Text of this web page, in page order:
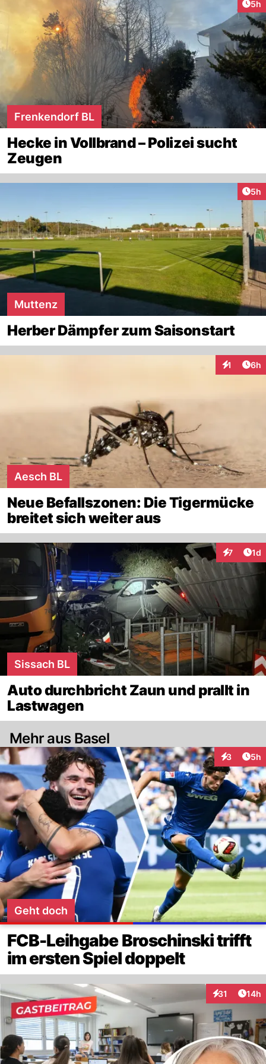
5h
Frenkendorf BL
Hecke in Vollbrand – Polizei sucht
Zeugen
5h
Muttenz
Herber Dämpfer zum Saisonstart
1 6h
Aesch BL
Neue Befallszonen: Die Tigermücke
breitet sich weiter aus
7 1d
Sissach BL
Auto durchbricht Zaun und prallt in
Lastwagen
Mehr aus Basel
3 5h
Geht doch
FCB-Leihgabe Broschinski trifft
im ersten Spiel doppelt
31
Interaktionen
14h